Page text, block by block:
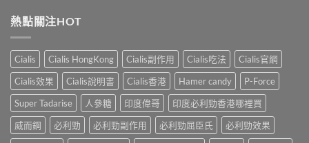
果
樣？
副
作
用
大
嗎？〉
買？
從
來
不
是
性
福
終
西
汀
副
作
用
全
解
析：
見
士
（Cialis
利
士，
他
達
拉
非）
效
熱點關注HOT
Cialis Cialis HongKong Cialis副作用 Cialis吃法
Cialis官網
Cialis效果
Cialis說明書 Cialis香港 Hamer candy
P-Force
Super Tadarise
人參糖 印度偉哥
印度必利勁香港哪裡買
威而鋼
必利勁 必利勁副作用 必利勁屈臣氏
必利勁效果